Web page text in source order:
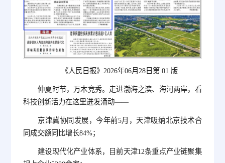
《人民日报》2026年06月28日第 01 版
仲夏时节，万木竞秀。走进渤海之滨、海河两岸，看
科技创新活力在这里迸发涌动——
京津冀协同发展，今年前5月，天津吸纳北京技术合
同成交额同比增长84%；
建设现代化产业体系，目前天津12条重点产业链聚集